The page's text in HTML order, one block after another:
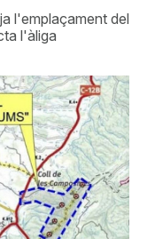
l'emplaçament del
l'àliga